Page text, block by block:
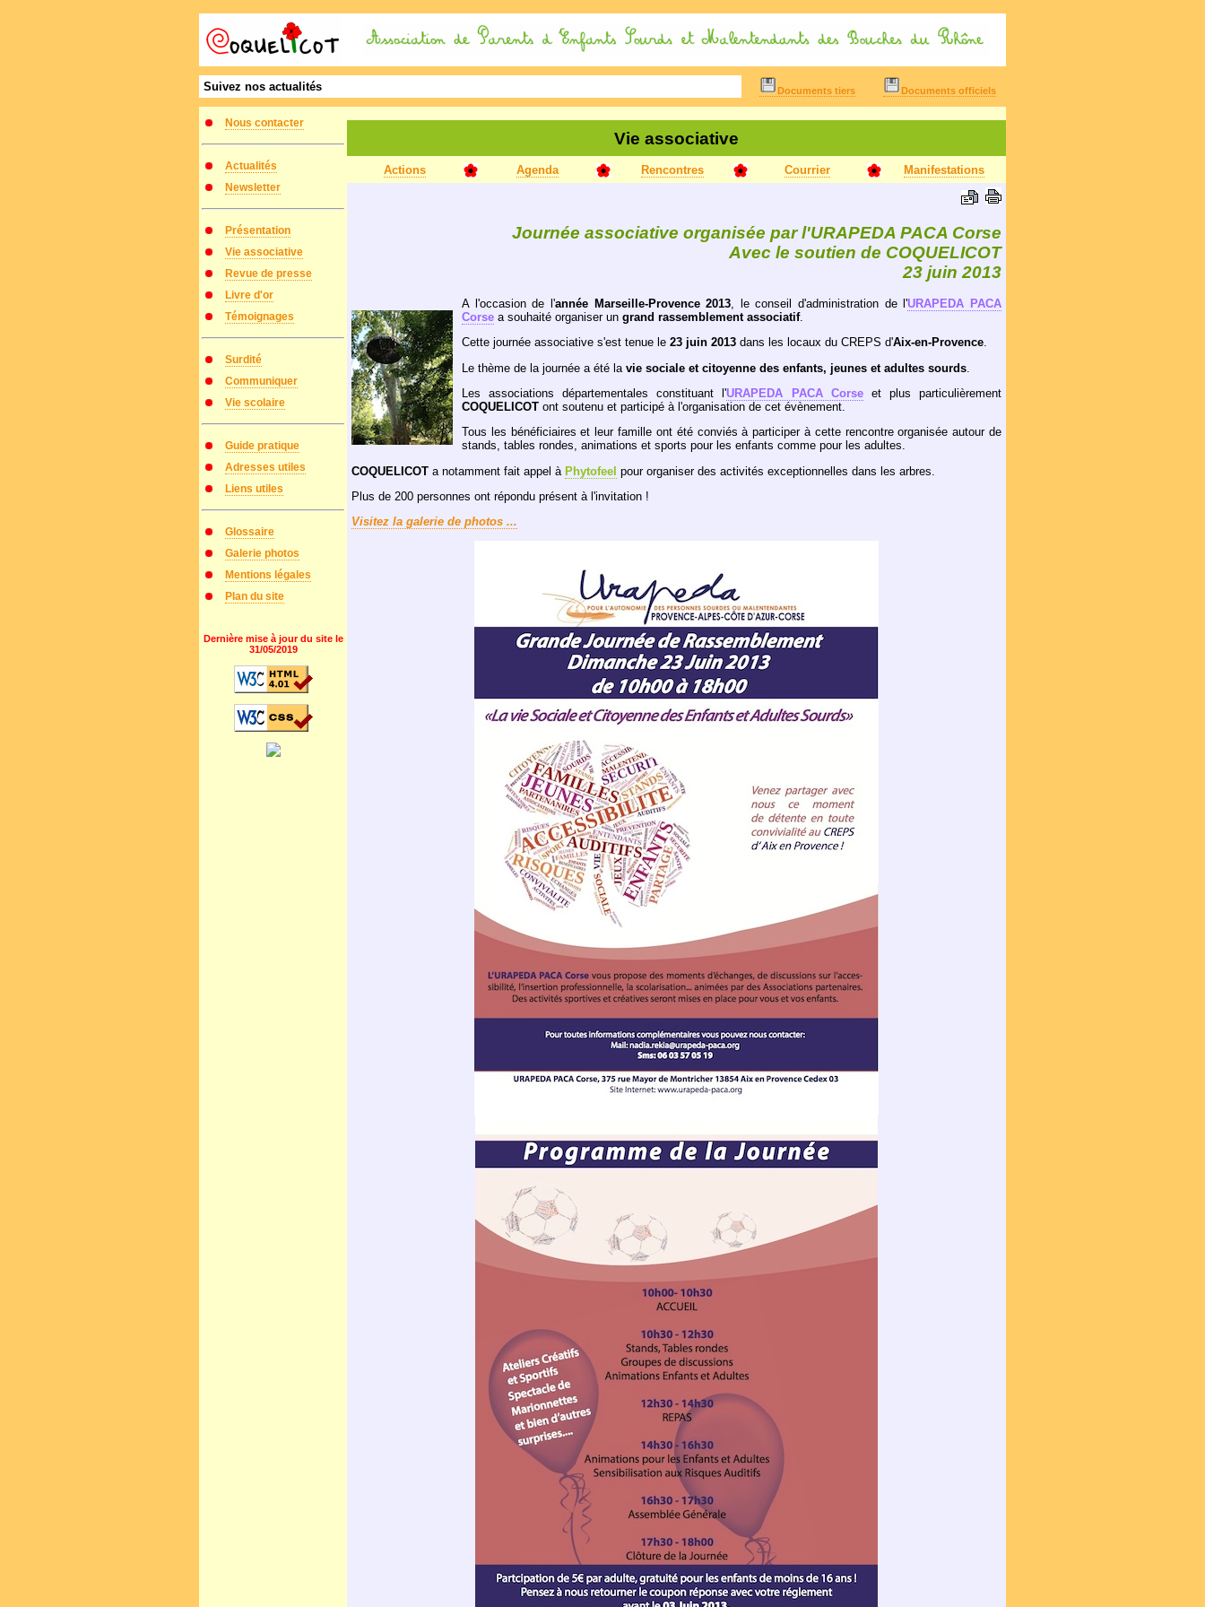
Suivez nos actualités Documents tiers Documents officiels
Nous contacter
Actualités
Newsletter
Présentation
Vie associative
Revue de presse
Livre d'or
Témoignages
Surdité
Communiquer
Vie scolaire
Guide pratique
Adresses utiles
Liens utiles
Glossaire
Galerie photos
Mentions légales
Plan du site
Dernière mise à jour du site le
31/05/2019
Vie associative
Actions Agenda Rencontres Courrier Manifestations
Journée associative organisée par l'URAPEDA PACA Corse
Avec le soutien de COQUELICOT
23 juin 2013
A l'occasion de l'année Marseille-Provence 2013 , le conseil d'administration de l'URAPEDA PACA
Corse a souhaité organiser un grand rassemblement associatif.
Cette journée associative s'est tenue le 23 juin 2013 dans les locaux du CREPS d'Aix-en-Provence.
Le thème de la journée a été la vie sociale et citoyenne des enfants, jeunes et adultes sourds
Les associations départementales constituant l'URAPEDA PACA Corseet plus particulièrement
COQUELICOT ont soutenu et participé à l'organisation de cet évènement.
Tous les bénéficiaires et leur famille ont été conviés à participer à cette rencontre organisée autour de
stands, tables rondes, animations et sports pour les enfants comme pour les adultes.
COQUELICOT a notamment fait appel à Phytofeel pour organiser des activités exceptionnelles dans les arbres.
Plus de 200 personnes ont répondu présent à l'invitation !
Visitez la galerie de photos ...